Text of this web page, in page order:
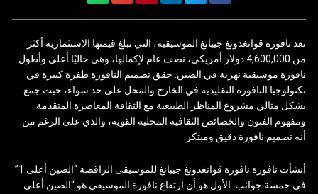
تعد نافورة قوانغدونغ جييانغ الموسيقية، التي تبلغ قيمتها الاستثمارية أكثر
من 4,600,000 دولار أمريكي، نصف عام لإكمالها، وهي حاليًا أعلى وأطول
نافورة موسيقية نهرية في الصين. حقق تصميم النافورة طفرة كبيرة في
تكنولوجيا النافورة التقليدية في الخارج والمحل على حد سواء، حيث جمع
بشكل مثالي مشروع المناظر الطبيعية مع الثقافة المعاصرة المتقدمة
ومفهوم الفنون والخصائص الثقافية المحلية القوية، والذي على الرغم من
أنه تصميم نافورة دقيق ومبتكر.
أنشأت نافورة نافورة قوانغدونغ جييانغ للموسيقى الراقصة “الصين أعلى 1”
في خمسة جوانب. الأول هو أن ارتفاع نافورة الموسيقى هو “الصين أعلى